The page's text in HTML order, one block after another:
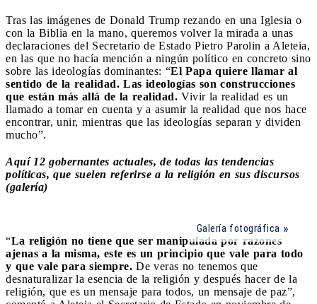
Tras las imágenes de Donald Trump rezando en una Iglesia o
con la Biblia en la mano, queremos volver la mirada a unas
declaraciones del Secretario de Estado Pietro Parolin a Aleteia,
en las que no hacía mención a ningún político en concreto sino
sobre las ideologías dominantes: “El Papa quiere llamar al
sentido de la realidad. Las ideologías son construcciones
que están más allá de la realidad. Vivir la realidad es un
llamado a tomar en cuenta y a asumir la realidad que nos hace
encontrar, unir, mientras que las ideologías separan y dividen
mucho”.
Aquí 12 gobernantes actuales, de todas las tendencias
políticas, que suelen referirse a la religión en sus discursos
(galería)
Galería fotográfica
“La religión no tiene que ser manipulada por razones
ajenas a la misma, este es un principio que vale para todo
y que vale para siempre. De veras no tenemos que
desnaturalizar la esencia de la religión y después hacer de la
religión, que es un mensaje para todos, un mensaje de paz”,